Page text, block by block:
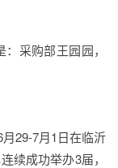
采购部王园园，
29-7月1日在临沂
续成功举办3届，